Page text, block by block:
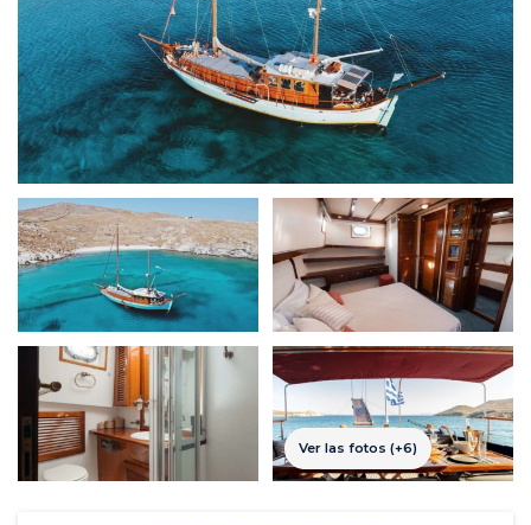
Ver las fotos (+6)